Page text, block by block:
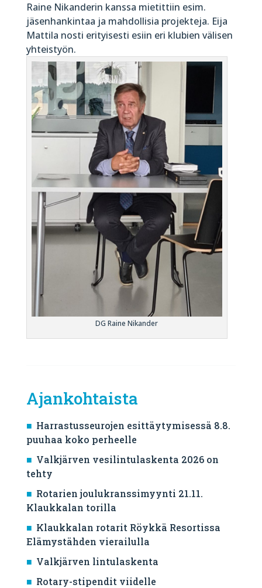
Raine Nikanderin kanssa mietittiin esim.
jäsenhankintaa ja mahdollisia projekteja. Eija
Mattila nosti erityisesti esiin eri klubien välisen
yhteistyön.
DG Raine Nikander
Ajankohtaista
Harrastusseurojen esittäytymisessä 8.8.
puuhaa koko perheelle
Valkjärven vesilintulaskenta 2026 on
tehty
Rotarien joulukranssimyynti 21.11.
Klaukkalan torilla
Klaukkalan rotarit Röykkä Resortissa
Elämystähden vierailulla
Valkjärven lintulaskenta
Rotary-stipendit viidelle